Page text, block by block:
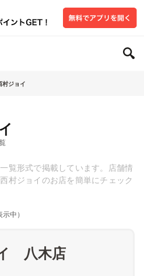
村ジョイ
覧形式で掲載しています。店舗情
村ジョイのお店を簡単にチェック
中）
八木店